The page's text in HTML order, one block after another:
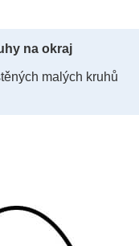
na okraj
malých kruhů